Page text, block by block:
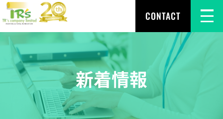
CONTACT
新着情報